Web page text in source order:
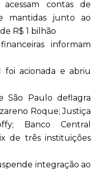
contas de
mantidas junto ao
R$ 1 bilhão
informam
acionada e abriu
São Paulo deflagra
Roque; Justiça
Banco Central
de três instituições
integração ao